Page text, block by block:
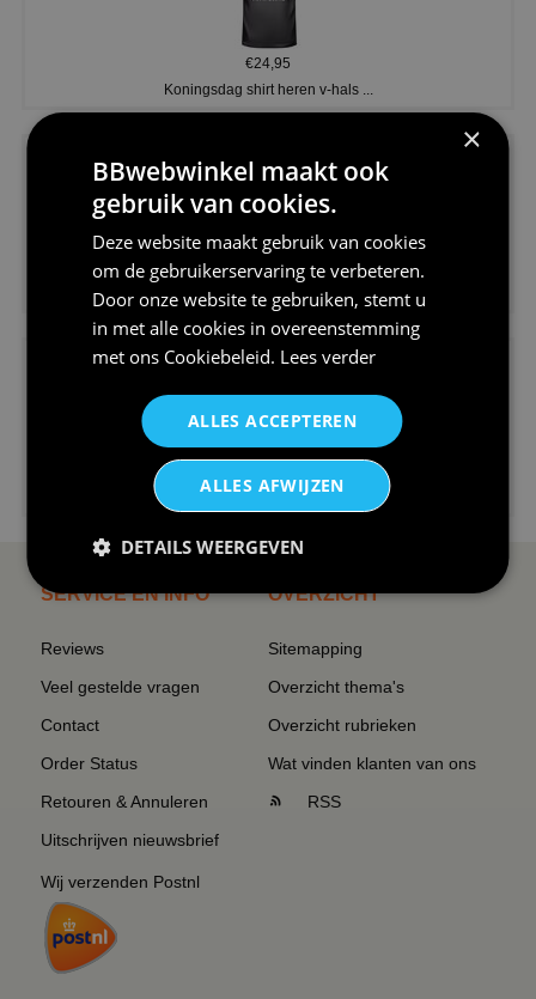
€24,95
Koningsdag shirt heren v-hals ...
€24,95
V-hals shirt rood wit blauw st...
I love korfbal t-shirt sport s...
SERVICE EN INFO
Reviews
Veel gestelde vragen
Contact
Order Status
Retouren & Annuleren
Uitschrijven nieuwsbrief
Wij verzenden Postnl
OVERZICHT
Sitemapping
Overzicht thema's
Overzicht rubrieken
Wat vinden klanten van ons
RSS
×
BBwebwinkel maakt ook
gebruik van cookies.
Deze website maakt gebruik van cookies
om de gebruikerservaring te verbeteren.
Door onze website te gebruiken, stemt u
in met alle cookies in overeenstemming
met ons Cookiebeleid. Lees verder
ALLES ACCEPTEREN
ALLES AFWIJZEN
DETAILS WEERGEVEN